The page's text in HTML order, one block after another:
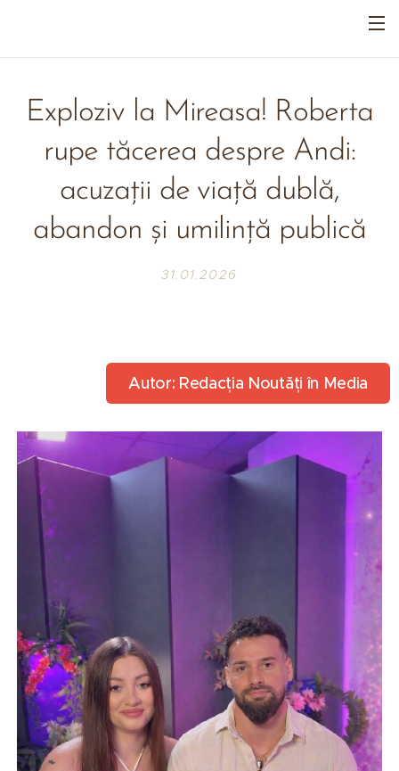
Exploziv la Mireasa! Roberta
rupe tăcerea despre Andi:
acuzații de viață dublă,
abandon și umilință publică
31.01.2026
Autor: Redacția Noutăți în Media